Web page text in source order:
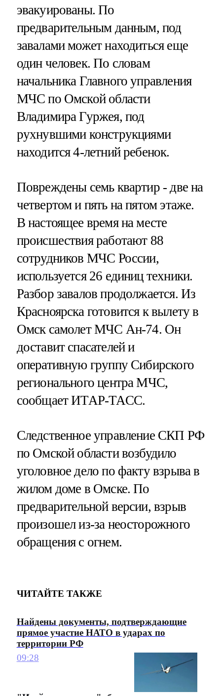
эвакуированы. По
предварительным данным, под
завалами может находиться еще
один человек. По словам
начальника Главного управления
МЧС по Омской области
Владимира Гуржея, под
рухнувшими конструкциями
находится 4-летний ребенок.
Повреждены семь квартир - две на
четвертом и пять на пятом этаже.
В настоящее время на месте
происшествия работают 88
сотрудников МЧС России,
используется 26 единиц техники.
Разбор завалов продолжается. Из
Красноярска готовится к вылету в
Омск самолет МЧС Ан-74. Он
доставит спасателей и
оперативную группу Сибирского
регионального центра МЧС,
сообщает ИТАР-ТАСС.
Следственное управление СКП РФ
по Омской области возбудило
уголовное дело по факту взрыва в
жилом доме в Омске. По
предварительной версии, взрыв
произошел из-за неосторожного
обращения с огнем.
ЧИТАЙТЕ ТАКЖЕ
Найдены документы, подтверждающие
прямое участие НАТО в ударах по
территории РФ
09:28